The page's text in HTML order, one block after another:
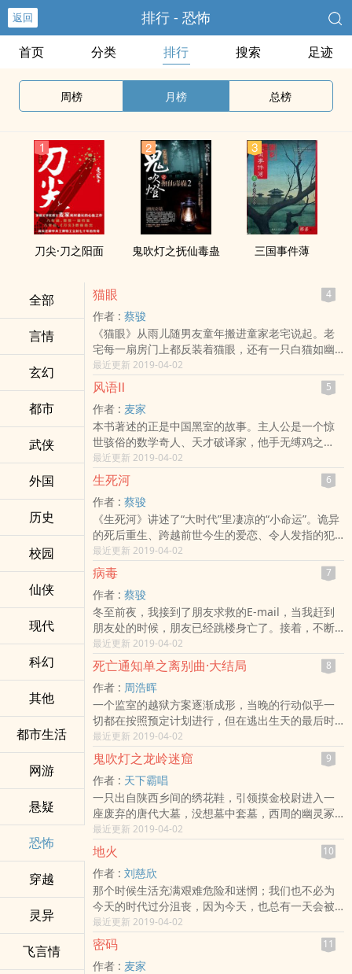
返回 排行 - 恐怖
首页 分类 排行 搜索 足迹
周榜 月榜 总榜
刀尖·刀之阳面 鬼吹灯之抚仙毒蛊 三国事件薄
全部
言情
玄幻
都市
武侠
外国
历史
校园
仙侠
现代
科幻
其他
都市生活
网游
悬疑
恐怖
穿越
灵异
飞言情
猫眼 4
作者 : 蔡骏
《猫眼》从雨儿随男友童年搬进童家老宅说起。老
宅每一扇房门上都反装着猫眼，还有一只白猫如幽
灵般出没。某日清晨，鲜血从天花板的缝隙间滴到
床上，雨儿发现童年赫然躺在楼上房间的地板上，
他却未曾受伤。然而，童年醒来性情大变，怪癖如
白猫般无法摆脱……
最近更新 2019-04-02
风语Ⅱ 5
作者 : 麦家
本书著述的正是中国黑室的故事。主人公是一个惊
世骇俗的数学奇人、天才破译家，他手无缚鸡之
力，却令敌人闻风丧胆，谈之色变；他不识枪炮，
却是那场战争中最大的战斗英雄；他在纸上谈兵，
却歼敌于千里之外；他孤身一人，但起的作用却抵
得过一个野战军团；他门外有重兵把守，抽屉里有
各种保健良药，却依然命悬一线，命运多舛。这是
一个神奇的人，黑室让他变得更加神奇。他活着，
就有更多的人能够幸免于死；他活着，就有更多的
人要为他而死；他活着，就有传奇，就有故事，就
有人世间最欢心的事、最揪心的痛。他是中国一代
精英知识分子的代表，在历史的风云际会之中尽显
热情与智慧，也深感无辜与无助。茅盾文学奖得
主、当代商业谍战影视剧之父麦家，以其惊人的努
力和运气洞开了中国黑室尘封已久的沉重大门，让
如烟往事变得“并不如烟”。他把秘密炼成了金；他把
阳关切进了黑室；他把历史变成了现实。风语，既
是风的语言，亦真亦幻，又是风的声音，呜咽如
泣……
最近更新 2019-04-02
生死河 6
作者 : 蔡骏
《生死河》讲述了“大时代”里凄凉的“小命运”。诡异
的死后重生、跨越前世今生的爱恋、令人发指的犯
罪、完美无缺的复仇……而其最核心的部分却是温暖
和救赎，仿佛黑暗绝望中的一丝微光——即使所有
人抛弃了你，你对世界彻底绝望，但还是要活着！
因为那个最爱你的人说：你必须等待我长大！诡异
的复仇少年、惨烈的凶案、奇诡的命运、惊心动魄
的复仇、苍凉的爱情……
最近更新 2019-04-02
病毒 7
作者 : 蔡骏
冬至前夜，我接到了朋友求救的E-mail，当我赶到
朋友处的时候，朋友已经跳楼身亡了。接着，不断
有人神秘地自杀，所有的遇难者，有一个共同的特
点—— 他们都经常登陆一家叫古墓幽魂的个人网
站。当你进入古墓幽魂的那一刻起，就再也无法自
拔了，死亡的阴影将随时随地的笼罩着你。随着调
查的深入，我惊奇地发现，这一切都源于一百多年
前发生在紫禁城里的爱情悲剧。所有这些谜，直到
最后一页才能真相大白，然而，噩梦才刚刚开始……
最近更新 2019-04-02
死亡通知单之离别曲·大结局 8
作者 : 周浩晖
一个监室的越狱方案逐渐成形，当晚的行动似乎一
切都在按照预定计划进行，但在逃出生天的最后时
刻，事情却出现了意想不到的变化！Eumenides的
“死亡通知单”再次出世。这一次，受到死亡处决的人
会是谁？幕后庞大的真相逐渐露出冰山一角……与此
同时，监狱外，龙宇集团被省城新兴势力残酷打
压，残阿华能靠一己之力，保住邓家的产业吗？黑
社会势力斗得你死我活，岂料罗飞早已周旋其间，
设下了重重连环计……罗飞、Eumenides、阿华，
三方的终极角逐到底结局如何？郑佳还能见到她牵
挂着的那个人吗？情与理、爱与恨，诡计与真相，
一切的审判，即将落下帷幕！
最近更新 2019-04-02
鬼吹灯之龙岭迷窟 9
作者 : 天下霸唱
一只出自陕西乡间的绣花鞋，引领摸金校尉进入一
座废弃的唐代大墓，没想墓中套墓，西周的幽灵冢
切断了所有的退路。悬魂梯是地狱的通道，还是无
限的黑洞？从精绝古城逃生的人背上都长了一个眼
球形的印记，果真是几各年前的魔鬼诅咒显灵？唯
一了解秘密的考古专家孙教授一见这个印记惊恐万
状，只道：天机不可泄露!
最近更新 2019-04-02
地火 10
作者 : 刘慈欣
那个时候生活充满艰难危险和迷惘；我们也不必为
今天的时代过分沮丧，因为今天，也总有一天会被
人们称做是——过去的好时光。 过去的人真笨，过
去的人真难。...
最近更新 2019-04-02
密码 11
作者 : 麦家